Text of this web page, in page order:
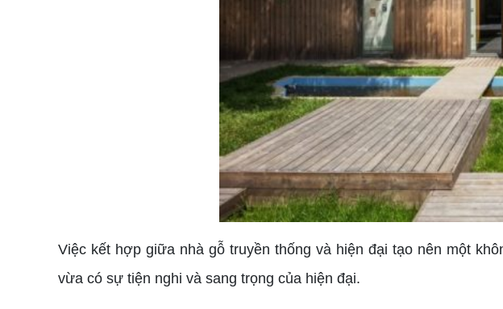
Việc kết hợp giữa nhà gỗ truyền thống và hiện đại tạo nên một
vừa có sự tiện nghi và sang trọng của hiện đại.